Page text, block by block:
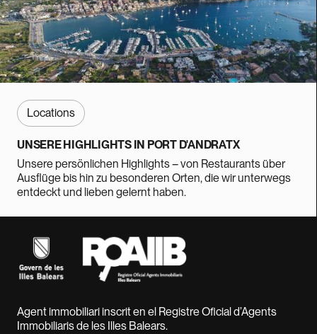
Locations
UNSERE HIGHLIGHTS IN PORT D'ANDRATX
Unsere persönlichen Highlights – von Restaurants über
Ausflüge bis hin zu besonderen Orten, die wir unterwegs
entdeckt und lieben gelernt haben.
Agent immobiliari inscrit en el Registre Oficial d’Agents
Immobiliaris de les Illes Balears.